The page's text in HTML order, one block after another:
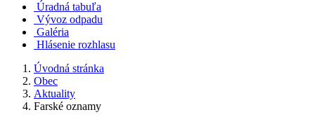
Úradná tabuľa
Vývoz odpadu
Galéria
Hlásenie rozhlasu
Úvodná stránka
Obec
Aktuality
Farské oznamy